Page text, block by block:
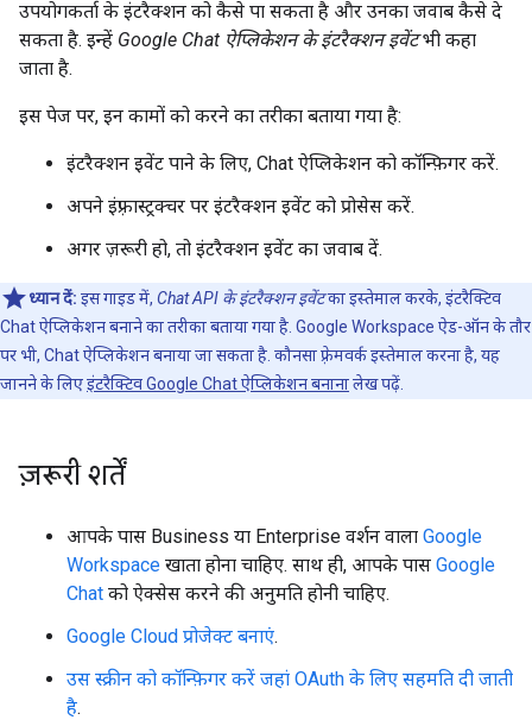
उपयोगकर्ता के इंटरैक्शन को कैसे पा सकता है और उनका जवाब कैसे दे
सकता है. इन्हें Google Chat ऐप्लिकेशन के इंटरैक्शन इवेंटभी कहा
जाता है.
इस पेज पर, इन कामों को करने का तरीका बताया गया है:
इंटरैक्शन इवेंट पाने के लिए, Chat ऐप्लिकेशन को कॉन्फ़िगर करें.
अपने इंफ़्रास्ट्रक्चर पर इंटरैक्शन इवेंट को प्रोसेस करें.
अगर ज़रूरी हो, तो इंटरैक्शन इवेंट का जवाब दें.
ध्यान दें: इस गाइड में, Chat API के इंटरैक्शन इवेंटका इस्तेमाल करके, इंटरैक्टिव
Chat ऐप्लिकेशन बनाने का तरीका बताया गया है. Google Workspace ऐड-ऑन के तौर
पर भी, Chat ऐप्लिकेशन बनाया जा सकता है. कौनसा फ़्रेमवर्क इस्तेमाल करना है, यह
जानने के लिएइंटरैक्टिव Google Chat ऐप्लिकेशन बनानालेख पढ़ें.
ज़रूरी शर्तें
आपके पास Business या Enterprise वर्शन वाला Google
Workspace खाता होना चाहिए. साथ ही, आपके पास Google
Chat को ऐक्सेस करने की अनुमति होनी चाहिए.
Google Cloud प्रोजेक्ट बनाएं.
उस स्क्रीन को कॉन्फ़िगर करें जहां OAuth के लिए सहमति दी जाती
है.